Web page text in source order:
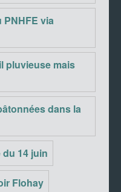
PNHFE via
pluvieuse mais
dans la
14 juin
Flohay